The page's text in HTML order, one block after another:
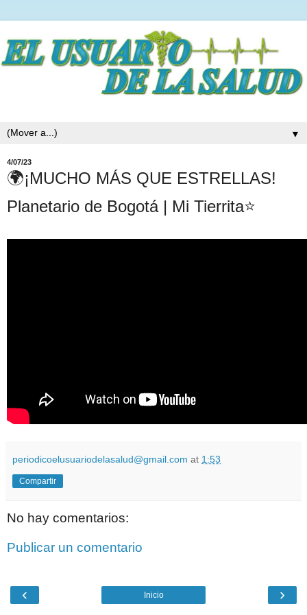
▼
4/07/23
🌍¡MUCHO MÁS QUE ESTRELLAS!
Planetario de Bogotá | Mi Tierrita⭐
periodicoelusuariodelasalud@gmail.com at 1:53
Compartir
No hay comentarios:
Publicar un comentario
‹ ›
Inicio